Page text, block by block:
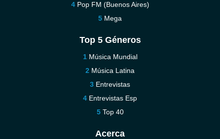
Pop FM (Buenos Aires)
Mega
Top 5 Géneros
Música Mundial
Música Latina
Entrevistas
Entrevistas Esp
Top 40
Acerca